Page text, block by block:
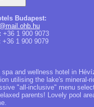
Budapest:
+36 1 900 9073
+36 1 900 9079
and wellness hotel in
utilising the lake's mineral-
"all-inclusive" menu
parents! Lovely pool